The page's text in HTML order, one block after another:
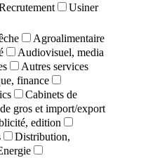
Usiner
Agroalimentaire
Audiovisuel, media
Autres services
finance
Cabinets de
gros et import/export
edition
Distribution,